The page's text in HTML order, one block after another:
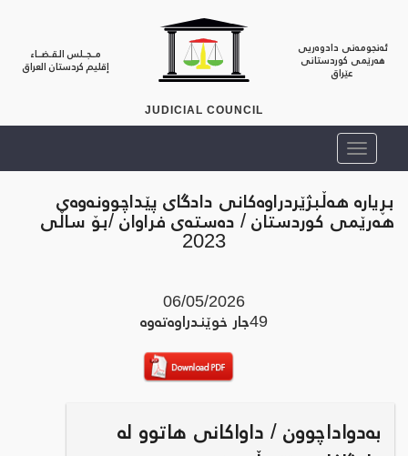
ئەنجومەنی دادوەریی
هەرێمی کوردستانی
عێراق
JUDICIAL COUNCIL
مــجــلس الـقـضــاء
إقليم كردستان العراق
بڕیارە هەڵبژێردراوەکانی دادگای پێداچوونەوەی
هەرێمی کوردستان / دەستەی فراوان /بۆ ساڵی
2023
06/05/2026
49جار خوێندراوه‌ته‌وه‌
بەدواداچوون / داواکانی هاتوو لە